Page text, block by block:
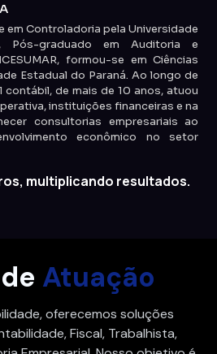
em Controladoria pela Universidade
Pós-graduado em Auditoria e
formou-se em Ciências
Estadual do Paraná. Ao longo de
de mais de 10 anos, atuou
instituições financeiras e na
consultorias empresariais ao
econômico no setor
multiplicando resultados.
Atuação
oferecemos soluções
Fiscal, Trabalhista,